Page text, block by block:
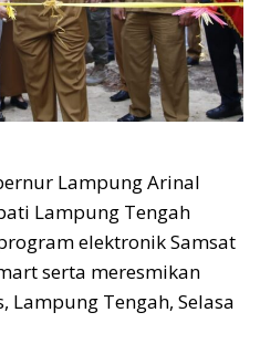
Lampung Arinal
Lampung Tengah
elektronik Samsat
serta meresmikan
Lampung Tengah, Selasa